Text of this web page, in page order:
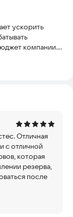
ускорить
компании.
хостес и
зала, анализа
данных и
Отличная
с отличной
которая
резерва,
после